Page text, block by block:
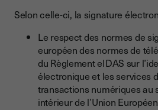
Selon celle-ci, la signature
Le respect des normes de
européen des normes de
du Règlement eIDAS sur
électronique et les services
transactions numériques au
intérieur de l’Union